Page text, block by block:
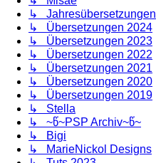
↳ Jahresübersetzungen
↳ Übersetzungen 2024
↳ Übersetzungen 2023
↳ Übersetzungen 2022
↳ Übersetzungen 2021
↳ Übersetzungen 2020
↳ Übersetzungen 2019
↳ Stella
↳ ~წ~PSP Archiv~წ~
↳ Bigi
↳ MarieNickol Designs